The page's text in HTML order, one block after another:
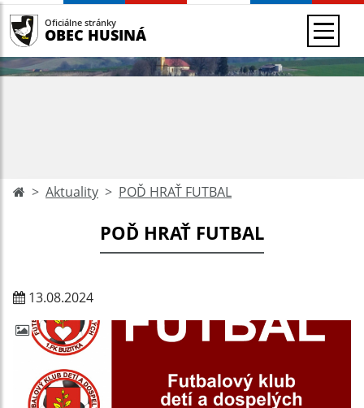
Oficiálne stránky
OBEC HUSINÁ
Aktuality POĎ HRAŤ FUTBAL
POĎ HRAŤ FUTBAL
13.08.2024